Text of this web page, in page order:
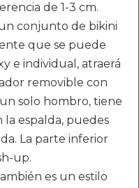
de 1-3 cm.
conjunto de bikini
que se puede
e individual, atraerá
removible con
solo hombro, tiene
la espalda, puedes
La parte inferior
up.
es un estilo